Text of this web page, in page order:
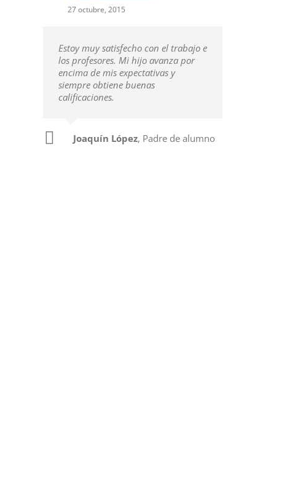
27 octubre, 2015
Estoy muy satisfecho con el trabajo e
los profesores. Mi hijo avanza por
encima de mis expectativas y
siempre obtiene buenas
calificaciones.
Joaquín López, Padre de alumno